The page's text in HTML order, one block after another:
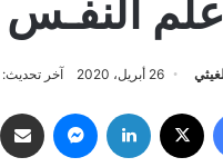
النفـس
26 أبريل، 2020 آخر تحديث: 26 أبريل، 2020
فيسبوك لينكدإن ماسنجر